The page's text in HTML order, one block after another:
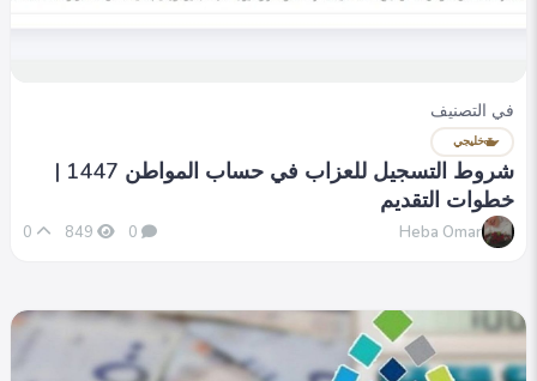
في التصنيف
خليجي
شروط التسجيل للعزاب في حساب المواطن 1447 |
خطوات التقديم
Heba Omar
0
849